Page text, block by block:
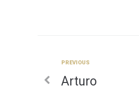
Navegación
Previous
PREVIOUS
Arturo